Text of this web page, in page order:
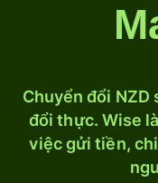
Chuyển đổi NZD
đổi thực. Wise
việc gửi tiền,